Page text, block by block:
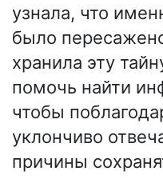
узнала, что
было
хранила эту
помочь найти
чтобы
уклончиво
причины